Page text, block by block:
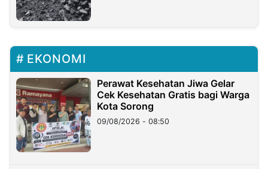
EKONOMI
Perawat Kesehatan Jiwa Gelar
Cek Kesehatan Gratis bagi Warga
Kota Sorong
09/08/2026 - 08:50